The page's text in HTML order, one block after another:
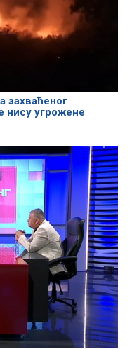
захваћеног
нису угрожене